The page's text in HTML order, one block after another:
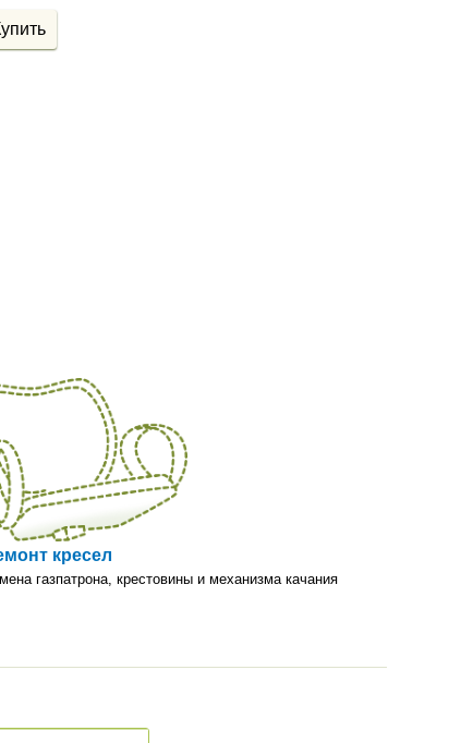
кресел
газпатрона, крестовины и механизма качания